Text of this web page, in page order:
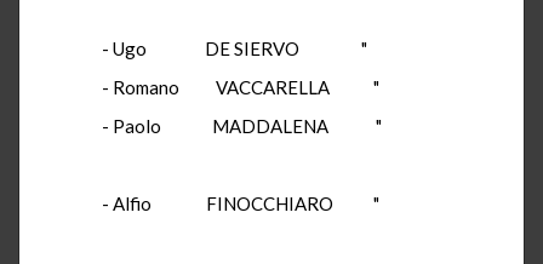
- Ugo DE SIERVO "
- Romano VACCARELLA "
- Paolo MADDALENA "
- Alfio FINOCCHIARO "